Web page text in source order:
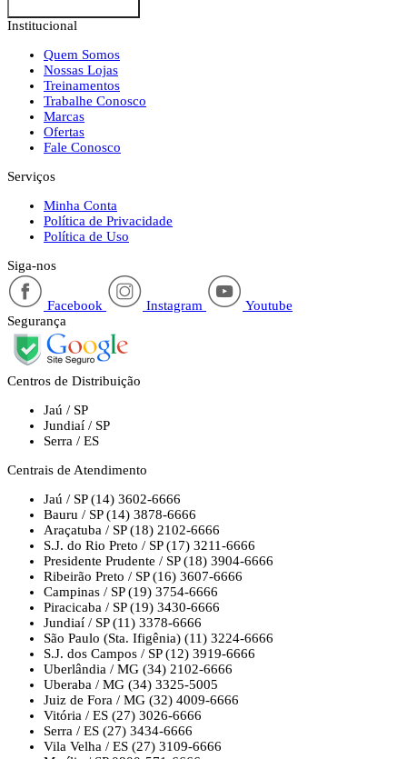
Institucional
Quem Somos
Nossas Lojas
Treinamentos
Trabalhe Conosco
Marcas
Ofertas
Fale Conosco
Serviços
Minha Conta
Política de Privacidade
Política de Uso
Siga-nos
Facebook Instagram
Youtube
Segurança
Centros de Distribuição
Jaú / SP
Jundiaí / SP
Serra / ES
Centrais de Atendimento
Jaú / SP (14) 3602-6666
Bauru / SP (14) 3878-6666
Araçatuba / SP (18) 2102-6666
S.J. do Rio Preto / SP (17) 3211-6666
Presidente Prudente / SP (18) 3904-6666
Ribeirão Preto / SP (16) 3607-6666
Campinas / SP (19) 3754-6666
Piracicaba / SP (19) 3430-6666
Jundiaí / SP (11) 3378-6666
São Paulo (Sta. Ifigênia) (11) 3224-6666
S.J. dos Campos / SP (12) 3919-6666
Uberlândia / MG (34) 2102-6666
Uberaba / MG (34) 3325-5005
Juiz de Fora / MG (32) 4009-6666
Vitória / ES (27) 3026-6666
Serra / ES (27) 3434-6666
Vila Velha / ES (27) 3109-6666